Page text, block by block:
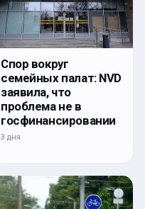
Спор вокруг
семейных палат: NVD
заявила, что
проблема не в
госфинансировании
3 дня